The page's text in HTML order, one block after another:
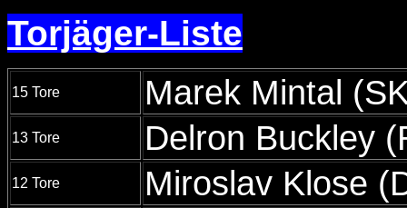
Torjäger-Liste
15 Tore Marek Mintal
13 Tore Delron Buckley
12 Tore Miroslav Klose